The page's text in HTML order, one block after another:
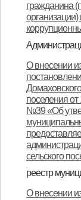
гражданина
Структура и
О внесении
поселения от
№39 «Об
сельского
реестр
Реестр
Об
Об
О внесении